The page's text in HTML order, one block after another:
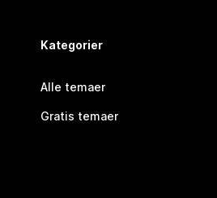
Kategorier
Alle temaer
Gratis temaer